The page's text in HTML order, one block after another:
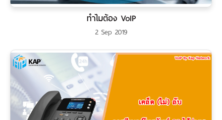
ทำไมต้อง VoIP
2 Sep 2019